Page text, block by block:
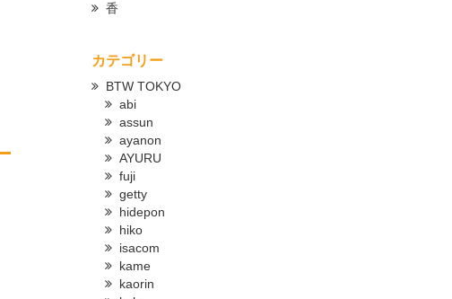
香
カテゴリー
BTW TOKYO
abi
assun
ayanon
AYURU
fuji
getty
hidepon
hiko
isacom
kame
kaorin